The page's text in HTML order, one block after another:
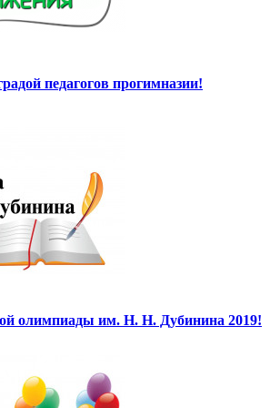
педагогов прогимназии!
олимпиады им. Н. Н. Дубинина 2019!